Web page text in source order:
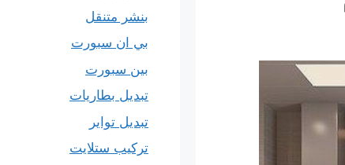
بنشر متنقل
بي ان سبورت
بين سبورت
تبديل بطاريات
تبديل تواير
تركيب ستلايت